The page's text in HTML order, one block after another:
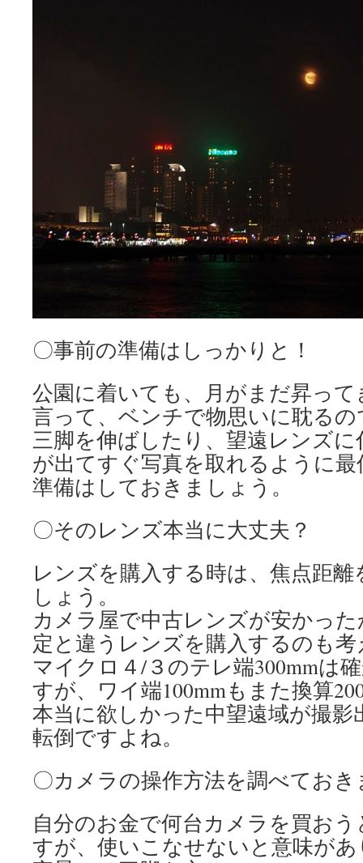
〇事前の準備はしっかりと！
公園に着いても、月がまだ昇っ
言って、ベンチで物思いに耽る
三脚を伸ばしたり、望遠レンズ
が出てすぐ写真を取れるように最
準備はしておきましょう。
〇そのレンズ本当に大丈夫？
レンズを購入する時は、焦点距
しょう。
カメラ屋で中古レンズが安かっ
定と違うレンズを購入するのも
マイクロ４/３のテレ端300mmは
すが、ワイ端100mmもまた換算
本当に欲しかった中望遠域が撮
転倒ですよね。
〇カメラの操作方法を調べてお
自分のお金で何台カメラを買お
すが、使いこなせないと意味が